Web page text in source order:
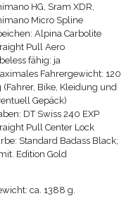
HG, Sram XDR,
Micro Spline
Alpina Carbolite
Pull Aero
fähig: ja
Fahrergewicht: 120
(Fahrer, Bike, Kleidung und
Gepäck)
DT Swiss 240 EXP
Pull Center Lock
Standard Badass Black;
Edition Gold
ca. 1388 g.